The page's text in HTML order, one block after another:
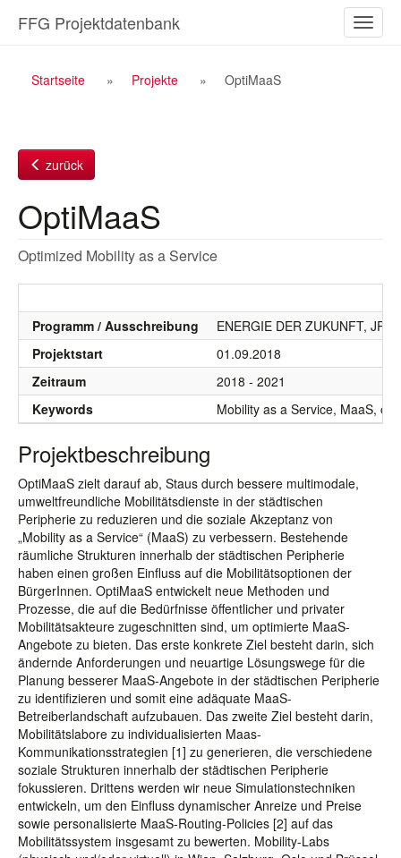
Inhalt
ein-/
FFG Projektdatenbank
Breadcrumb
Startseite Projekte OptiMaaS
zurück
OptiMaaS
Optimized Mobility as a Service
Programm / Ausschreibung
ENERGIE DER ZUKUNFT, JPI
Projektstart
01.09.2018
Zeitraum
2018 - 2021
Keywords
Mobility as a Service, MaaS,
Projektbeschreibung
OptiMaaS zielt darauf ab, Staus durch bessere multimodale,
umweltfreundliche Mobilitätsdienste in der städtischen
Peripherie zu reduzieren und die soziale Akzeptanz von
„Mobility as a Service“ (MaaS) zu verbessern. Bestehende
räumliche Strukturen innerhalb der städtischen Peripherie
haben einen großen Einfluss auf die Mobilitätsoptionen der
BürgerInnen. OptiMaaS entwickelt neue Methoden und
Prozesse, die auf die Bedürfnisse öffentlicher und privater
Mobilitätsakteure zugeschnitten sind, um optimierte MaaS-
Angebote zu bieten. Das erste konkrete Ziel besteht darin, sich
ändernde Anforderungen und neuartige Lösungswege für die
Planung besserer MaaS-Angebote in der städtischen Peripherie
zu identifizieren und somit eine adäquate MaaS-
Betreiberlandschaft aufzubauen. Das zweite Ziel besteht darin,
Mobilitätslabore zu individualisierten Maas-
Kommunikationsstrategien [1] zu generieren, die verschiedene
soziale Strukturen innerhalb der städtischen Peripherie
fokussieren. Drittens werden wir neue Simulationstechniken
entwickeln, um den Einfluss dynamischer Anreize und Preise
sowie personalisierte MaaS-Routing-Policies [2] auf das
Mobilitätssystem insgesamt zu bewerten. Mobility-Labs